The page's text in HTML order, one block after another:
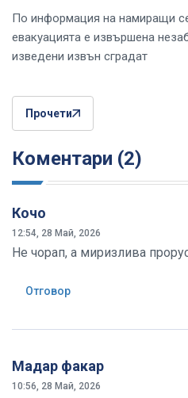
По информация на намиращи
евакуацията е извършена
изведени извън сградат
Прочети
Коментари (2)
Кочо
12:54, 28 Май, 2026
Не чорап, а миризлива
Отговор
Мадар факар
10:56, 28 Май, 2026